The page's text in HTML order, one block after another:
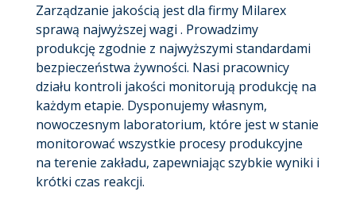
Zarządzanie jakością jest dla firmy Milarex
sprawą najwyższej wagi . Prowadzimy
produkcję zgodnie z najwyższymi standardami
bezpieczeństwa żywności. Nasi pracownicy
działu kontroli jakości monitorują produkcję na
każdym etapie. Dysponujemy własnym,
nowoczesnym laboratorium, które jest w stanie
monitorować wszystkie procesy produkcyjne
na terenie zakładu, zapewniając szybkie wyniki i
krótki czas reakcji.